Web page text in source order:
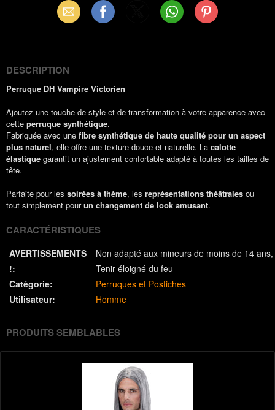
Email Facebook WhatsAppPinterest
DESCRIPTION
Perruque DH Vampire Victorien
Ajoutez une touche de style et de transformation à votre apparence avec
cette perruque synthétique.
Fabriquée avec une fibre synthétique de haute qualité pour un aspect
plus naturel, elle offre une texture douce et naturelle. La calotte
élastique garantit un ajustement confortable adapté à toutes les tailles de
tête.
Parfaite pour les soirées à thème, les représentations théâtrales ou
tout simplement pourun changement de look amusant.
CARACTÉRISTIQUES
AVERTISSEMENTS
!:
Non adapté aux mineurs de moins de 14 ans
Tenir éloigné du feu
Catégorie:
Perruques et Postiches
Utilisateur:
Homme
PRODUITS SEMBLABLES